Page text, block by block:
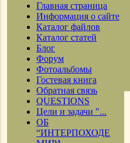
Главная страница
Информация о сайте
Каталог файлов
Каталог статей
Блог
Форум
Фотоальбомы
Гостевая книга
Обратная связь
QUESTIONS
Цели и задачи "...
ОБ
“ИНТЕРПОХОДЕ